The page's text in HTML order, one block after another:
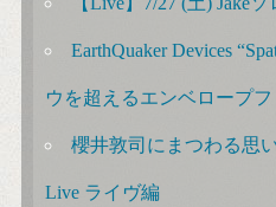
EarthQuaker Devices
ウを超えるエンベロープフ
櫻井敦司にまつわる思
Live ライヴ編